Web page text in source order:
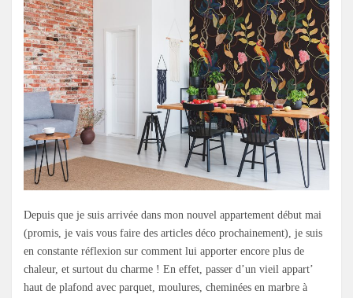
Depuis que je suis arrivée dans mon nouvel appartement début mai
(promis, je vais vous faire des articles déco prochainement), je suis
en constante réflexion sur comment lui apporter encore plus de
chaleur, et surtout du charme ! En effet, passer d’un vieil appart’
haut de plafond avec parquet, moulures, cheminées en marbre à